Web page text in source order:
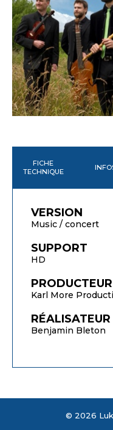
FICHE
TECHNIQUE
VERSION
Music / concert
SUPPORT
HD
PRODUCTEUR
Karl More
RÉALISATEUR
Benjamin Bleton
© 2026